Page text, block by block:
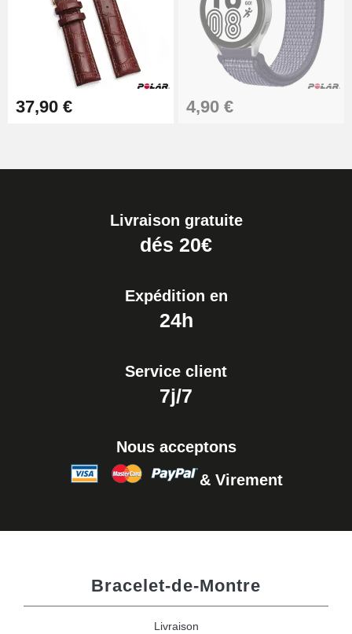
37,90 € 4,90 €
Livraison gratuite
dés 20€
Expédition en
24h
Service client
7j/7
Nous acceptons
& Virement
Bracelet-de-Montre
Livraison